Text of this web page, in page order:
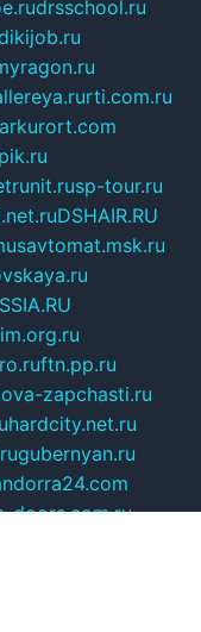
drsschool.ru
rti.com.ru
sp-tour.ru
DSHAIR.RU
ftn.pp.ru
zapchasti.ru
hardcity.net.ru
gubernyan.ru
doors.com.ru